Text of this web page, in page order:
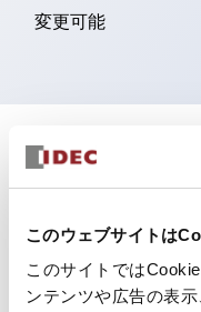
このウェブサイトは
このサイトでは
ンテンツや広告の表
変更可能
仕様
環境仕様